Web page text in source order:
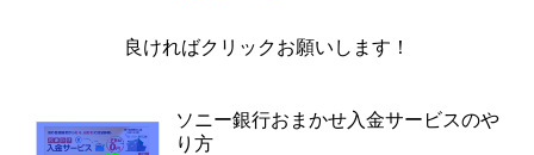
良ければクリックお願いします！
ソニー銀行おまかせ入金サービスのや
り方